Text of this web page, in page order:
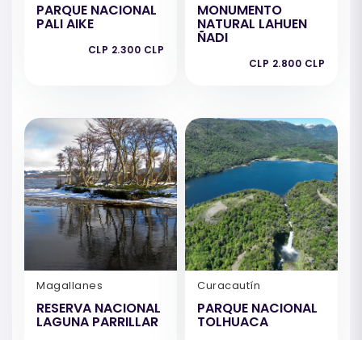
PARQUE NACIONAL
PALI AIKE
CLP 2.300 CLP
MONUMENTO
NATURAL LAHUEN
ÑADI
CLP 2.800 CLP
Magallanes
RESERVA NACIONAL
LAGUNA PARRILLAR
Curacautín
PARQUE NACIONAL
TOLHUACA